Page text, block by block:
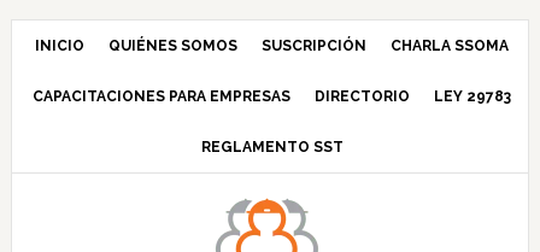
Saltar
navegación
Saltar
principal
Saltar
barra
principal
Saltar
INICIO QUIÉNES SOMOS SUSCRIPCIÓN CHARLA SSOMA
CAPACITACIONES PARA EMPRESAS DIRECTORIO LEY 29783
REGLAMENTO SST